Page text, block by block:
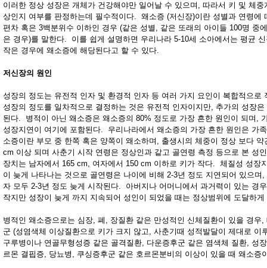
이러한 정상 성장은 개체가 건강해야만 일어날 수 있으며, 따라서 키 및 체
상인지 여부를 판정하는데 필수적이다. 왜소증 (저신장)이란 성별과 연령에
편차 혹은 3백분위수 이하인 경우 (같은 성별, 같은 또래의 아이들 100명 중
은 경우)를 말한다. 이를 쉽게 설명하면 우리나라 5-10세 소아에서는 평균
작은 경우에 왜소증에 해당된다고 할 수 있다.
저신장의 원인
성장의 정도는 유전적 인자 및 환경적 인자 등 여러 가지 요인이 복합적으로
성장의 정도를 일차적으로 결정하는 것은 유전적 인자이지만, 추가의 성장
된다. 병적이 아닌 왜소증은 왜소증의 80% 정도로 가장 흔한 원인이 되며,
성장지연이 여기에 포함된다. 우리나라에서 왜소증의 가장 흔한 원인은 가
소증이란 부모 중 한쪽 혹은 양쪽이 왜소하며, 출생시의 체중이 정상 보다
cm 이상 되며 사춘기 시작 연령은 정상인과 같고 골연령 측정 등으로 본 성
장치는 남자에서 165 cm, 여자에서 150 cm 이하로 키가 작다. 체질성 성장
이 늦게 나타나는 것으로 골연령은 나이에 비해 2-3년 정도 지연되어 있으며
자 모두 2-3년 정도 늦게 시작된다. 아버지나 어머니에서 과거력이 있는 경
작지만 성장이 늦게 까지 지속되어 성인이 되었을 때는 정상범위에 도달하게
병적인 왜소증으로는 심장, 폐, 장질환 같은 만성적인 신체질환이 있을 경우
군 (성염색체 이상질환으로 키가 크지 않고, 사춘기때 성적발달이 제대로 이
구루병이나 연골무형성증 같은 골격질환, 다운증후군 같은 염색체 질환, 성
르몬 결핍증, 당뇨병, 쿠싱증후군 같은 호르몬분비의 이상이 있을 때 왜소증